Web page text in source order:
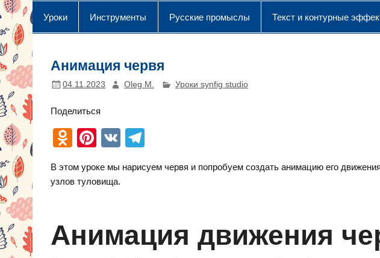
Уроки Инструменты Русские промыслы Текст и контурные
Анимация червя
04.11.2023 Oleg M. Уроки synfig studio
Поделиться
O
n
a
Pi
er
V
e
m
В этом уроке мы нарисуем червя и попробуем создать анимацию его
узлов туловища.
Анимация движения